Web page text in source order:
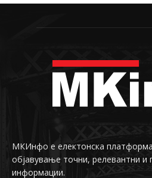
МКИнфо е електонска платформа
објавување точни, релевантни и
информации.